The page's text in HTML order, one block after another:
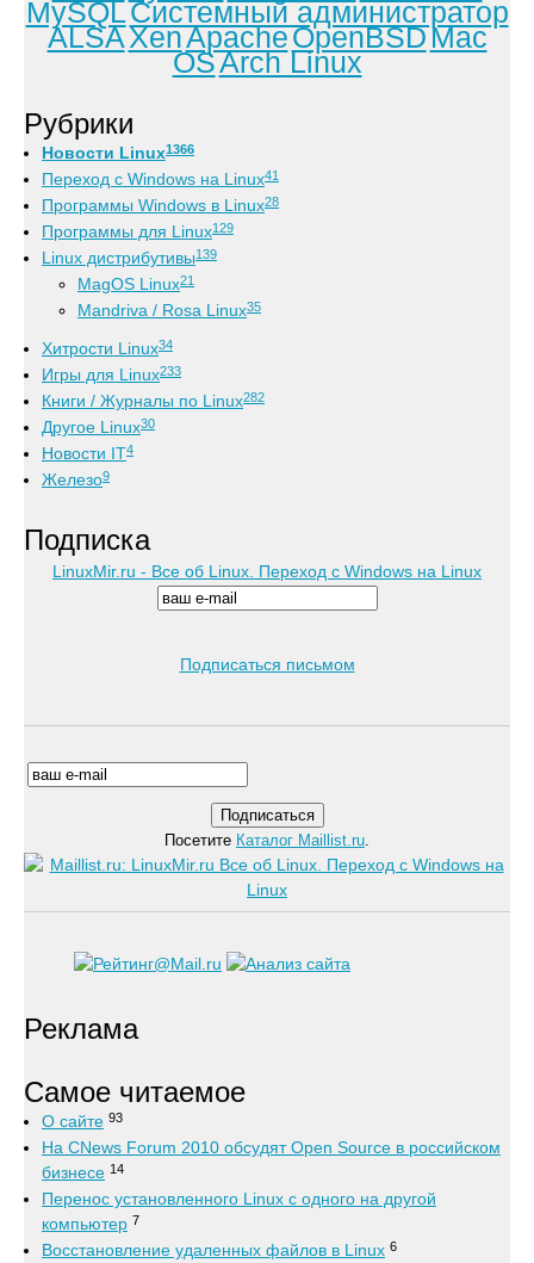
MySQLСистемный администратор
ALSAXenApacheOpenBSDMac
OSArch Linux
Рубрики
Новости Linux1366
Переход с Windows на Linux41
Программы Windows в Linux28
Программы для Linux129
Linux дистрибутивы139
MagOS Linux21
Mandriva / Rosa Linux35
Хитрости Linux34
Игры для Linux233
Книги / Журналы по Linux282
Другое Linux30
Новости IT4
Железо9
Подписка
LinuxMir.ru - Все об Linux. Переход с Windows на Linux
Подписаться письмом
Посетите Каталог Maillist.ru.
Реклама
Самое читаемое
О сайте 93
На CNews Forum 2010 обсудят Open Source в российском
бизнесе 14
Перенос установленного Linux с одного на другой
компьютер 7
Восстановление удаленных файлов в Linux 6